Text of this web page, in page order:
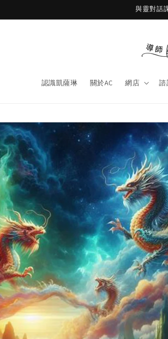
與靈對話
認識凱薩琳 關於AC 網店 諮